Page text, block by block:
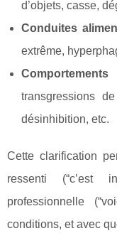
d’objets, casse,
Conduites
extrême,
transgressions
désinhibition, etc.
Cette clarification
ressenti (“c’est
professionnelle
conditions, et avec